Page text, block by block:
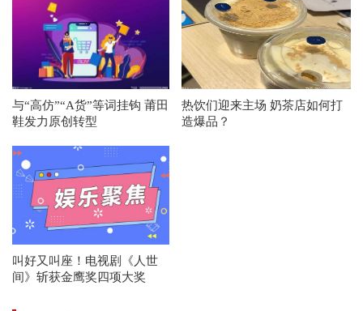
与“高仿”“A货”等词挂钩 莆田
鞋发力原创转型
热饮们迎来主场 奶茶店如何打
造爆品？
叫好又叫座！电视剧《人世
间》斩获金鹰奖四项大奖